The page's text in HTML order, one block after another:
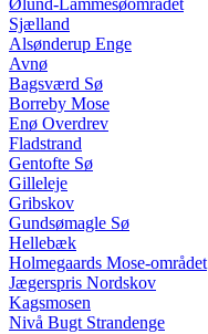
Ølund-Lammesøområdet
Sjælland
Alsønderup Enge
Avnø
Bagsværd Sø
Borreby Mose
Enø Overdrev
Fladstrand
Gentofte Sø
Gilleleje
Gribskov
Gundsømagle Sø
Hellebæk
Holmegaards Mose-området
Jægerspris Nordskov
Kagsmosen
Nivå Bugt Strandenge